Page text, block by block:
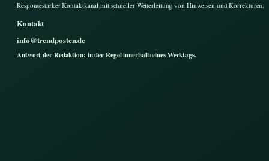
Responsestarker Kontaktkanal mit schneller Weiterleitung von Hinweisen und Korrekturen.
Kontakt
info@trendposten.de
Antwort der Redaktion: in der Regel innerhalb eines Werktags.